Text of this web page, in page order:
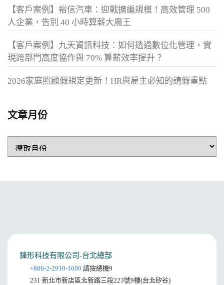
【客戶案例】裕信汽車：迎戰擴編規模！高效管理 500
人企業，告別 40 小時算薪大魔王
【客戶案例】九天資訊科技：如何透過數位化管理，實
現跨部門高度協作與 70% 算薪效率提升？
2026家庭照顧假規定更新！HR與雇主必知的請假重點
文章月份
鋒形科技有限公司-台北總部
+886-2-2910-1600 請按總機9
231 新北市新店區北新路三段223號9樓(台北矽谷)